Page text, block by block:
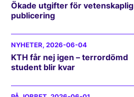
Ökade utgifter för vetenskaplig
publicering
NYHETER, 2026-06-04
KTH får nej igen – terrordömd
student blir kvar